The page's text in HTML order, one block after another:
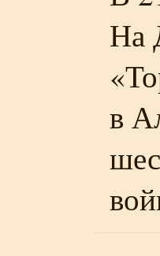
На
в